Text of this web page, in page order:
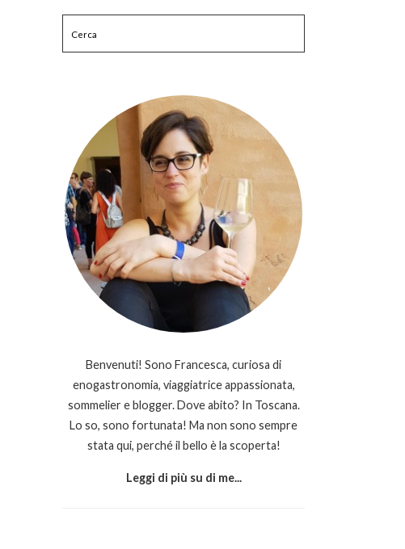
Cerca
Benvenuti! Sono Francesca, curiosa di
enogastronomia, viaggiatrice appassionata,
sommelier e blogger. Dove abito? In Toscana.
Lo so, sono fortunata! Ma non sono sempre
stata qui, perché il bello è la scoperta!
Leggi di più su di me...